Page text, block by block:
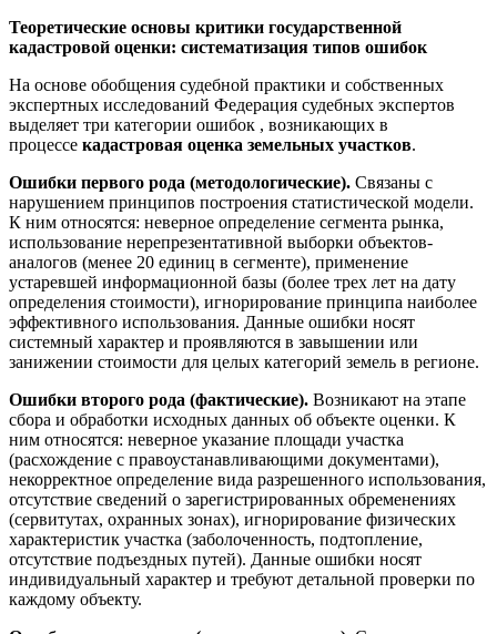
Теоретические основы критики государственной
кадастровой оценки: систематизация типов ошибок
На основе обобщения судебной практики и собственных
экспертных исследований Федерация судебных экспертов
выделяет три категории ошибок , возникающих в
процессе кадастровая оценка земельных участков.
Ошибки первого рода (методологические). Связаны с
нарушением принципов построения статистической модели.
К ним относятся: неверное определение сегмента рынка,
использование нерепрезентативной выборки объектов-
аналогов (менее 20 единиц в сегменте), применение
устаревшей информационной базы (более трех лет на дату
определения стоимости), игнорирование принципа наиболее
эффективного использования. Данные ошибки носят
системный характер и проявляются в завышении или
занижении стоимости для целых категорий земель в регионе.
Ошибки второго рода (фактические). Возникают на этапе
сбора и обработки исходных данных об объекте оценки. К
ним относятся: неверное указание площади участка
(расхождение с правоустанавливающими документами),
некорректное определение вида разрешенного использования,
отсутствие сведений о зарегистрированных обременениях
(сервитутах, охранных зонах), игнорирование физических
характеристик участка (заболоченность, подтопление,
отсутствие подъездных путей). Данные ошибки носят
индивидуальный характер и требуют детальной проверки по
каждому объекту.